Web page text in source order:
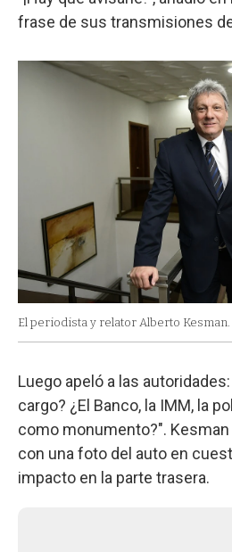
frase de sus transmisiones
El periodista y relator Alberto Kesman.
Luego apeló a las
cargo? ¿El Banco, la IMM, la
como monumento?".
con una foto del auto en
impacto en la parte trasera.